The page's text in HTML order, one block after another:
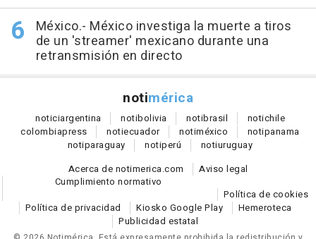
México.- México investiga la muerte a tiros
de un 'streamer' mexicano durante una
retransmisión en directo
notimérica
noticiargentina notibolivia notibrasil notichile
colombiapress notiecuador notiméxico notipanama
notiparaguay notiperú notiuruguay
Acerca de notimerica.com
Aviso legal
Cumplimiento normativo
Política de cookies
Política de privacidad
Kiosko Google Play
Hemeroteca
Publicidad estatal